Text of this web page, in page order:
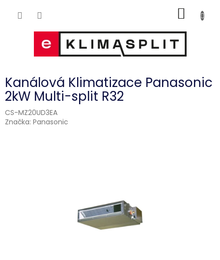
KOŠÍK
Kanálová Klimatizace Panasonic
2kW Multi-split R32
CS-MZ20UD3EA
Značka: Panasonic